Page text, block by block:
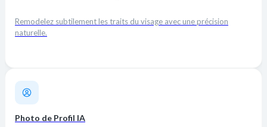
Remodelez subtilement les traits du visage avec une précision
naturelle.
Photo de Profil IA